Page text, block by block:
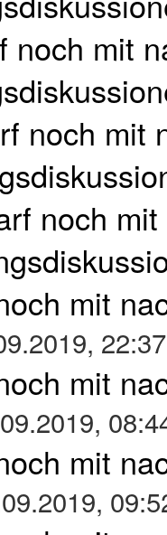
noch mit
noch mit
noch
mit
22:37
mit
mit